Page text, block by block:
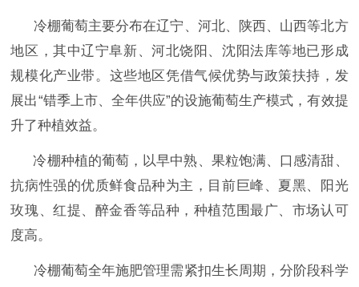
‌冷棚葡萄主要分布在辽宁、河北、陕西、山西等北方
地区，其中辽宁阜新、河北饶阳、沈阳法库等地已形成
规模化产业带‌。这些地区 凭借气候优势与政策扶持，发
展出“错季上市、全年供应”的设施葡萄生产模式，有效提
升了种植效益。
冷棚种植的葡萄，以早中熟、果粒饱满、口感清甜、
抗病性强的优质鲜食品种为主，目前巨峰、夏黑、阳光
玫瑰、红提、醉金香等品种，种植范围最广、市场认可
度高。
‌冷棚葡萄全年施肥管理需紧扣生长周期，分阶段科学